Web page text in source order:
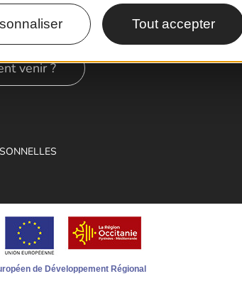
Tout accepter
venir ?
de Développement Régional